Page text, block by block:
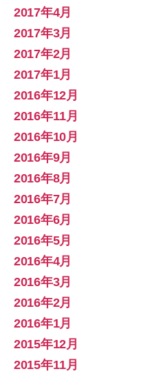
2017年4月
2017年3月
2017年2月
2017年1月
2016年12月
2016年11月
2016年10月
2016年9月
2016年8月
2016年7月
2016年6月
2016年5月
2016年4月
2016年3月
2016年2月
2016年1月
2015年12月
2015年11月